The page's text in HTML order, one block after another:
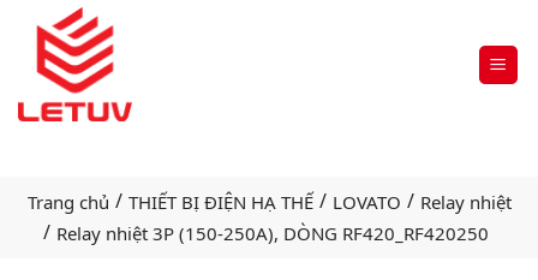
Trang chủ / THIẾT BỊ ĐIỆN HẠ THẾ / LOVATO / Relay nhiệt
/ Relay nhiệt 3P (150-250A), DÒNG RF420_RF420250